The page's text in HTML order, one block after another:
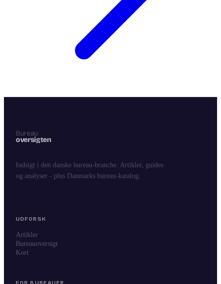
Indsigt i den danske bureau-branche. Artikler, guides
og analyser - plus Danmarks bureau-katalog.
UDFORSK
Artikler
Bureauoversigt
Kort